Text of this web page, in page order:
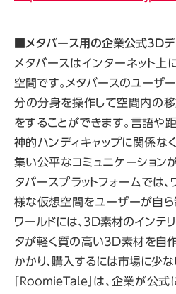
■メタバース用の企業公式3D
メタバースはインターネット
空間です。メタバースのユーザ
分の分身を操作して空間内の
をすることができます。言語や距
神的ハンディキャップに関係な
集い公平なコミュニケーション
タバースプラットフォームでは
様な仮想空間をユーザーが自ら
ワールドには、3D素材のインテ
タが軽く質の高い3D素材を自
かかり、購入するには市場に少
「RoomieTale」は、企業が公